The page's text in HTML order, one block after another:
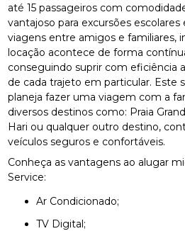
até 15 passageiros com
vantajoso para excursões
viagens entre amigos e familiares,
locação acontece de forma
conseguindo suprir com eficiência
de cada trajeto em particular. Este
planeja fazer uma viagem com a
diversos destinos como: Praia
Hari ou qualquer outro destino,
veículos seguros e confortáveis.
Conheça as vantagens ao alugar
Service:
Ar Condicionado;
TV Digital;